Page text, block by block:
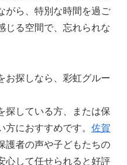
がら、特別な時間を過ご
じる空間で、忘れられな
お探しなら、彩虹グルー
探している方、または保
におすすめです。 佐賀
護者の声や子どもたちの
心して任せられると好評